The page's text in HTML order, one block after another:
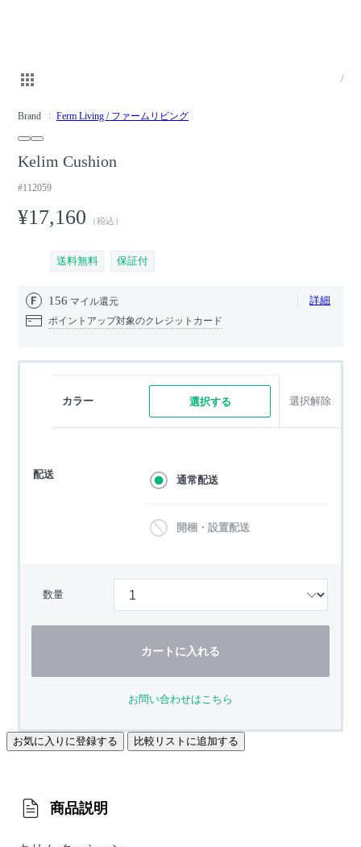
/
Brand Ferm Living / ファームリビング
Kelim Cushion
#112059
¥17,160 （税込）
送料無料 保証付
156 マイル還元 詳細
ポイントアップ対象のクレジットカード
カラー 選択する 選択解除
配送 通常配送
開梱・設置配送
数量
カートに入れる
お問い合わせはこちら
お気に入りに登録する 比較リストに追加する
商品説明